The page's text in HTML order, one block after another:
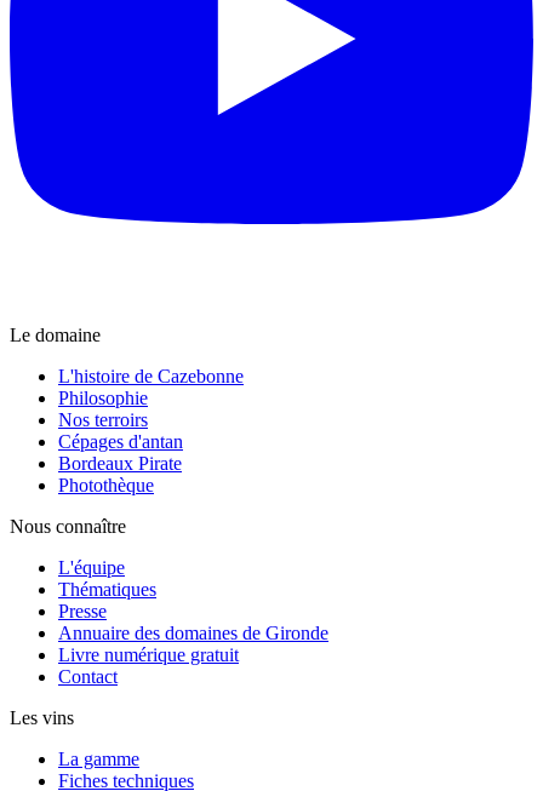
Le domaine
L'histoire de Cazebonne
Philosophie
Nos terroirs
Cépages d'antan
Bordeaux Pirate
Photothèque
Nous connaître
L'équipe
Thématiques
Presse
Annuaire des domaines de Gironde
Livre numérique gratuit
Contact
Les vins
La gamme
Fiches techniques